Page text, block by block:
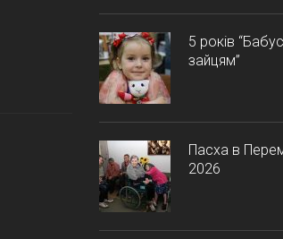
5 років
зайцям”
Пасха в
2026